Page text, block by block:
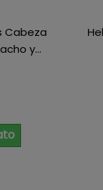
Cabeza
y...